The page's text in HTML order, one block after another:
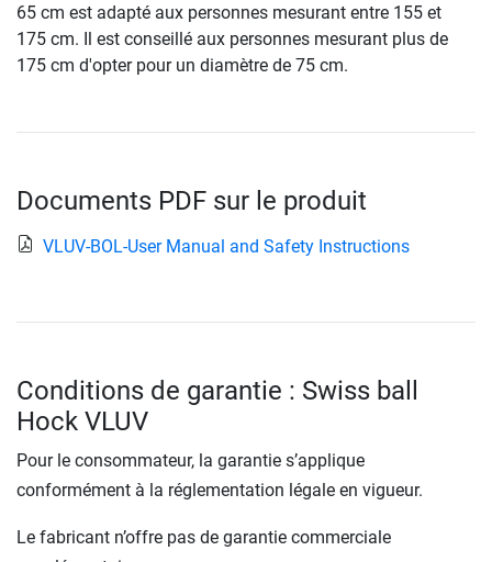
65 cm est adapté aux personnes mesurant entre 155 et
175 cm. Il est conseillé aux personnes mesurant plus de
175 cm d'opter pour un diamètre de 75 cm.
Documents PDF sur le produit
VLUV-BOL-User Manual and Safety Instructions
Conditions de garantie : Swiss ball
Hock VLUV
Pour le consommateur, la garantie s’applique
conformément à la réglementation légale en vigueur.
Le fabricant n’offre pas de garantie commerciale